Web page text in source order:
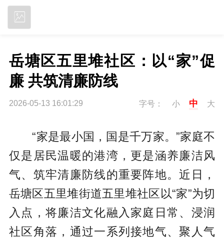
岳塘区五里堆社区：以“家”促
廉 共筑清廉防线
2026-05-13 16:01:29 字号： 小 中 大
“家是最小国，国是千万家。”家庭不
仅是居民温暖的港湾，更是涵养廉洁风
气、筑牢清廉防线的重要阵地。近日，
岳塘区五里堆街道五里堆社区以“家”为切
入点，将廉洁文化融入家庭日常、浸润
社区角落，通过一系列接地气、聚人气